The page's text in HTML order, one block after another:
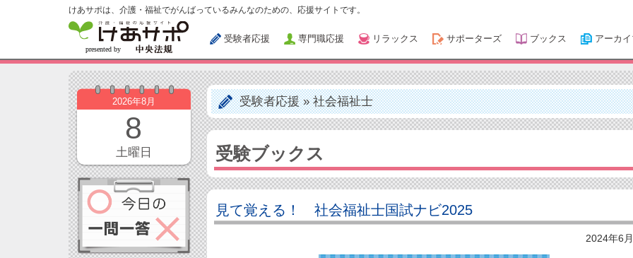
けあサポは、介護・福祉でがんばっているみんなのための、応援サイトです。
受験者応援 専門職応援 リラックス サポーターズ ブックス アーカ
2026年8月
8
土曜日
受験者応援»社会福祉士
受験ブックス
見て覚える！ 社会福祉士国試ナビ2025
2024年6